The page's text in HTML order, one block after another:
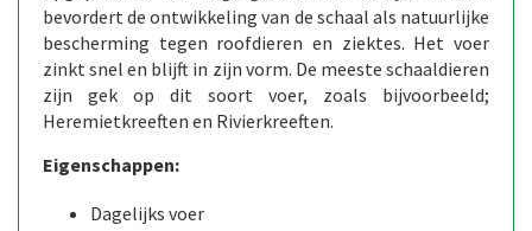
bevordert de ontwikkeling van de schaal als natuurlijke
bescherming tegen roofdieren en ziektes. Het voer
zinkt snel en blijft in zijn vorm. De meeste schaaldieren
zijn gek op dit soort voer, zoals bijvoorbeeld;
Heremietkreeften en Rivierkreeften.
Eigenschappen:
Dagelijks voer